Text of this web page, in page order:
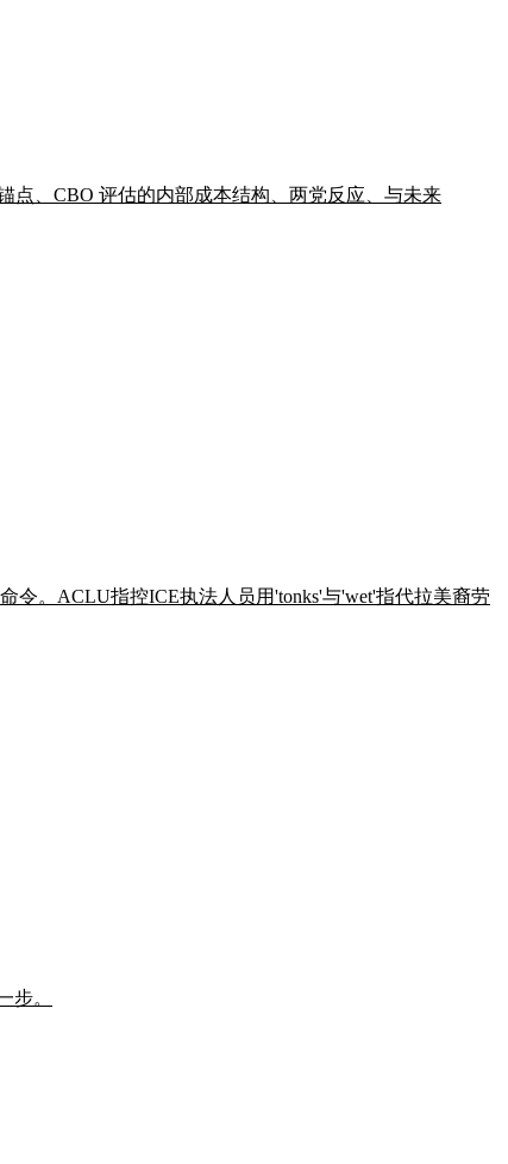
点、CBO 评估的内部成本结构、两党反应、与未来
令。ACLU指控ICE执法人员用'tonks'与'wet'指代拉美裔劳
步。